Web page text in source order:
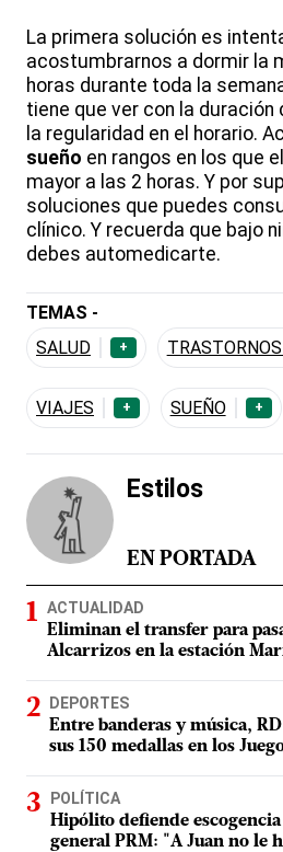
La primera solución es
acostumbrarnos a dormir la
horas durante toda la
tiene que ver con la duración
la regularidad en el horario.
sueño en rangos en los que
mayor a las 2 horas. Y por
soluciones que puedes
clínico. Y recuerda que bajo
debes automedicarte.
TEMAS -
SALUD
+
VIAJES + SUEÑO +
Estilos
EN PORTADA
ACTUALIDAD
Eliminan el transfer para
Alcarrizos en la estación
DEPORTES
Entre banderas y música,
sus 150 medallas en los
POLÍTICA
Hipólito defiende
general PRM: "A Juan no le